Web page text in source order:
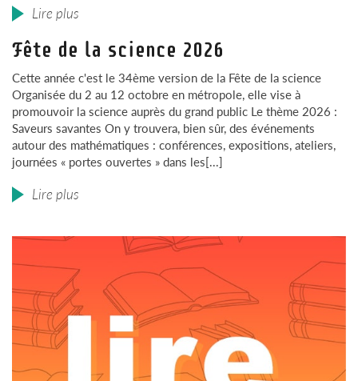
Lire plus
Fête de la science 2026
Cette année c'est le 34ème version de la Fête de la science
Organisée du 2 au 12 octobre en métropole, elle vise à
promouvoir la science auprès du grand public Le thème 2026 :
Saveurs savantes On y trouvera, bien sûr, des événements
autour des mathématiques : conférences, expositions, ateliers,
journées « portes ouvertes » dans les[...]
Lire plus